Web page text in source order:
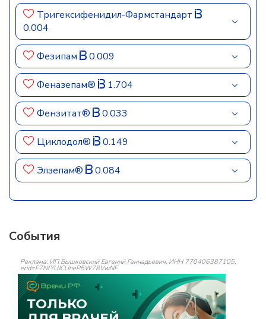
Тригексифенидил-Фармстандарт
0.004
Фезипам 0.009
Феназепам® 1.704
Фензитат® 0.033
Циклодол® 0.149
Элзепам® 0.084
События
Реклама: ИП Вышковский Евгений Геннадьевич, ИНН 770406387105,
erid=F7NfYUJCUneP5W78VwNF